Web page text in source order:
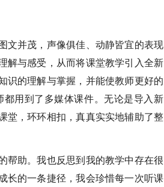
文并茂，声像俱佳、动静皆宜的表现
解与感受，从而将课堂教学引入全新
识的理解与掌握，并能使教师更好的
用到了多媒体课件。无论是导入新
堂，环环相扣，真真实实地辅助了整
帮助。我也反思到我的教学中存在很
长的一条捷径，我会珍惜每一次听课